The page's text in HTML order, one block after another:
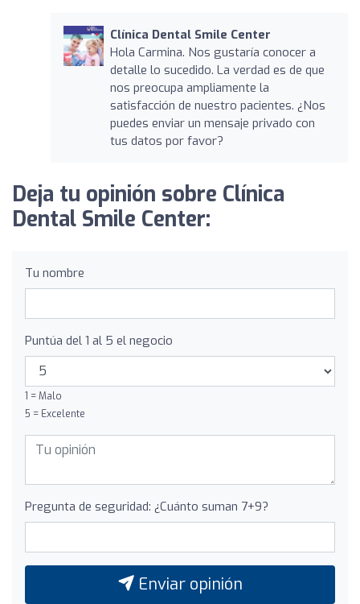
Clínica Dental Smile Center
Hola Carmina. Nos gustaría conocer a
detalle lo sucedido. La verdad es de que
nos preocupa ampliamente la
satisfacción de nuestro pacientes. ¿Nos
puedes enviar un mensaje privado con
tus datos por favor?
Deja tu opinión sobre Clínica
Dental Smile Center:
Tu nombre
Puntúa del 1 al 5 el negocio
1 = Malo
5 = Excelente
Pregunta de seguridad: ¿Cuánto suman 7+9?
Enviar opinión